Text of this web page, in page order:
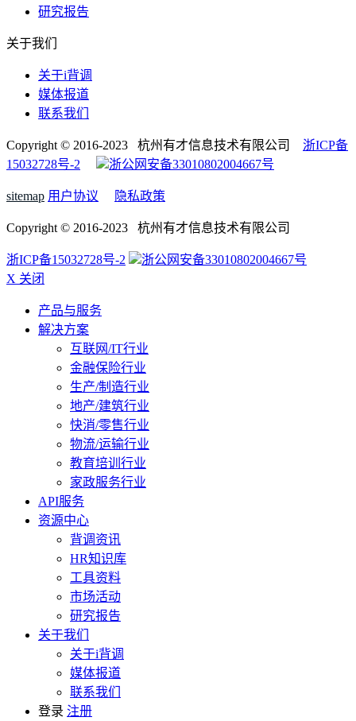
研究报告
关于我们
关于i背调
媒体报道
联系我们
Copyright © 2016-2023 杭州有才信息技术有限公司 浙ICP备
15032728号-2
浙公网安备33010802004667号
sitemap 用户协议 隐私政策
Copyright © 2016-2023 杭州有才信息技术有限公司
浙ICP备15032728号-2
浙公网安备33010802004667号
X 关闭
产品与服务
解决方案
互联网/IT行业
金融保险行业
生产/制造行业
地产/建筑行业
快消/零售行业
物流/运输行业
教育培训行业
家政服务行业
API服务
资源中心
背调资讯
HR知识库
工具资料
市场活动
研究报告
关于我们
关于i背调
媒体报道
联系我们
登录 注册